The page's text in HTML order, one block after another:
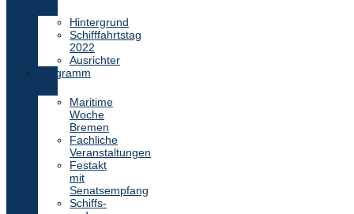
Hintergrund
Schifffahrtstag
2022
Ausrichter
Programm
Maritime
Woche
Bremen
Fachliche
Veranstaltungen
Festakt
mit
Senatsempfang
Schiffs-